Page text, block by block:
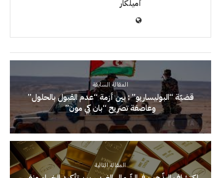
أميلكار
المقالة السابقة
قضيّة “البوليساريو” : بين أزمة “عدم القبول بالحلول”
وعاصفة تصريح “بان كي مون”
المقالة التالية